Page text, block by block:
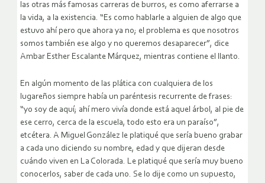
las otras más famosas carreras de burros, es como aferrarse a
la vida, a la existencia. “Es como hablarle a alguien de algo que
estuvo ahí pero que ahora ya no; el problema es que nosotros
somos también ese algo y no queremos desaparecer”, dice
Ambar Esther Escalante Márquez, mientras contiene el llanto.
En algún momento de las plática con cualquiera de los
lugareños siempre había un paréntesis recurrente de frases:
“yo soy de aquí; ahí mero vivía donde está aquel árbol, al pie de
ese cerro, cerca de la escuela, todo esto era un paraíso”,
etcétera. A Miguel González le platiqué que sería bueno grabar
a cada uno diciendo su nombre, edad y que dijeran desde
cuándo viven en La Colorada. Le platiqué que sería muy bueno
conocerlos, saber de cada uno. Se lo dije como un supuesto,